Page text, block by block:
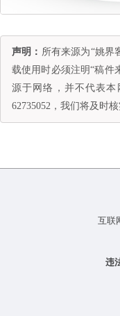
声明： 所有来源为“姚界
载使用时必须注明“稿件
源于网络，并不代表
62735052，我们将及时核
互联
违